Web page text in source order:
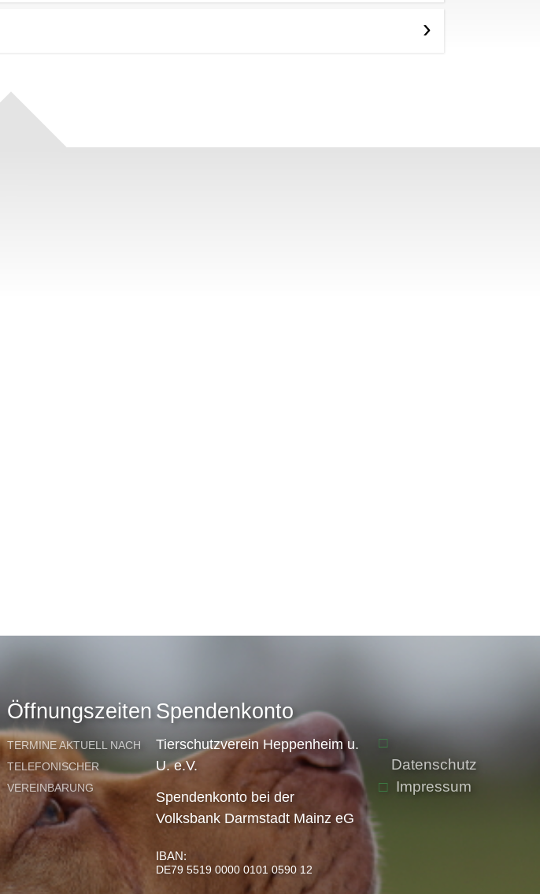
Öffnungszeiten
TERMINE AKTUELL NACH
TELEFONISCHER
VEREINBARUNG
Spendenkonto
Tierschutzverein Heppenheim u.
U. e.V.
Spendenkonto bei der
Volksbank Darmstadt Mainz eG
IBAN:
DE79 5519 0000 0101 0590 12
Datenschutz
Impressum